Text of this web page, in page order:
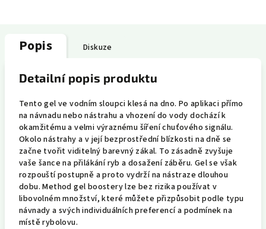
Popis Diskuze
Detailní popis produktu
Tento gel ve vodním sloupci klesá na dno. Po aplikaci přímo
na návnadu nebo nástrahu a vhození do vody dochází k
okamžitému a velmi výraznému šíření chuťového signálu.
Okolo nástrahy a v její bezprostřední blízkosti na dně se
začne tvořit viditelný barevný zákal. To zásadně zvyšuje
vaše šance na přilákání ryb a dosažení záběru. Gel se však
rozpouští postupně a proto vydrží na nástraze dlouhou
dobu. Method gel boostery lze bez rizika používat v
libovolném množství, které můžete přizpůsobit podle typu
návnady a svých individuálních preferencí a podmínek na
místě rybolovu.